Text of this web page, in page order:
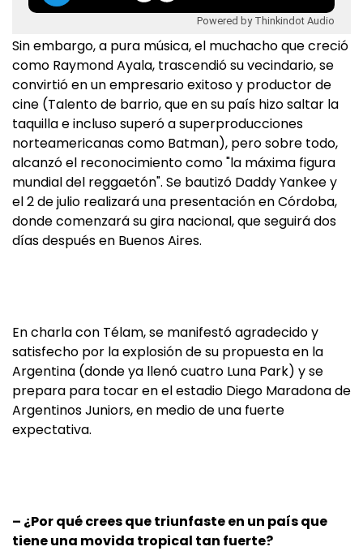
Powered by Thinkindot Audio
Sin embargo, a pura música, el muchacho que creció
como Raymond Ayala, trascendió su vecindario, se
convirtió en un empresario exitoso y productor de
cine (Talento de barrio, que en su país hizo saltar la
taquilla e incluso superó a superproducciones
norteamericanas como Batman), pero sobre todo,
alcanzó el reconocimiento como "la máxima figura
mundial del reggaetón". Se bautizó Daddy Yankee y
el 2 de julio realizará una presentación en Córdoba,
donde comenzará su gira nacional, que seguirá dos
días después en Buenos Aires.
En charla con Télam, se manifestó agradecido y
satisfecho por la explosión de su propuesta en la
Argentina (donde ya llenó cuatro Luna Park) y se
prepara para tocar en el estadio Diego Maradona de
Argentinos Juniors, en medio de una fuerte
expectativa.
– ¿Por qué crees que triunfaste en un país que
tiene una movida tropical tan fuerte?